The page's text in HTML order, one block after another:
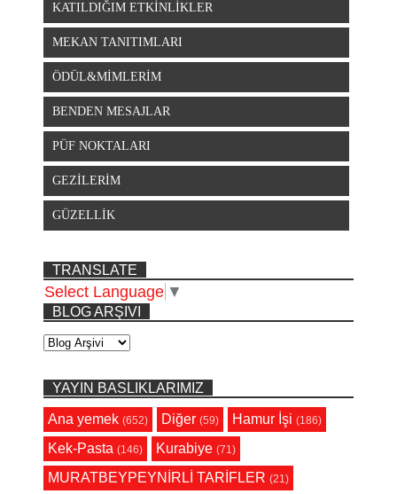
KATILDIĞIM ETKİNLİKLER
MEKAN TANITIMLARI
ÖDÜL&MİMLERİM
BENDEN MESAJLAR
PÜF NOKTALARI
GEZİLERİM
GÜZELLİK
TRANSLATE
Select Language ▼
BLOG ARŞIVI
YAYIN BASLIKLARIMIZ
Ana yemek (652) Diğer (59) Hamur İşi (186)
Kek-Pasta (146) Kurabiye (71)
MURATBEYPEYNİRLİ TARİFLER (21)